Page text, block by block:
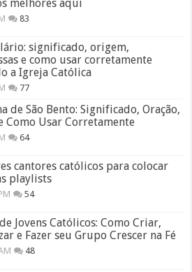
melhores aqui
83
significado, origem,
e como usar corretamente
a Igreja Católica
77
de São Bento: Significado, Oração,
Como Usar Corretamente
64
cantores católicos para colocar
playlists
54
Jovens Católicos: Como Criar,
e Fazer seu Grupo Crescer na Fé
48